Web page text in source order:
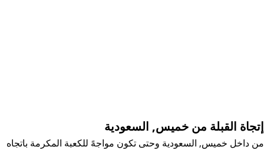
إتجاة القبلة من خميس, السعودية
من داخل خميس, السعودية وحتى تكون مواجهً للكعبة المكرمة باتجاه